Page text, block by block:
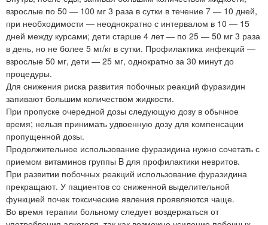
взрослые по 50 — 100 мг 3 раза в сутки в течение 7 — 10 дней,
при необходимости — неоднократно с интервалом в 10 — 15
дней между курсами; дети старше 4 лет — по 25 — 50 мг 3 раза
в день, но не более 5 мг/кг в сутки. Профилактика инфекций —
взрослые 50 мг, дети — 25 мг, однократно за 30 минут до
процедуры.
Для снижения риска развития побочных реакций фуразидин
запивают большим количеством жидкости.
При пропуске очередной дозы следующую дозу в обычное
время; нельзя принимать удвоенную дозу для компенсации
пропущенной дозы.
Продолжительное использование фуразидина нужно сочетать с
приемом витаминов группы B для профилактики невритов.
При развитии побочных реакций использование фуразидина
прекращают. У пациентов со сниженной выделительной
функцией почек токсические явления проявляются чаще.
Во время терапии больному следует воздержаться от